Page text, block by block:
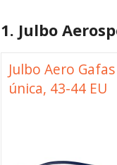
1. Julbo
Julbo Aero
única, 43-44 EU